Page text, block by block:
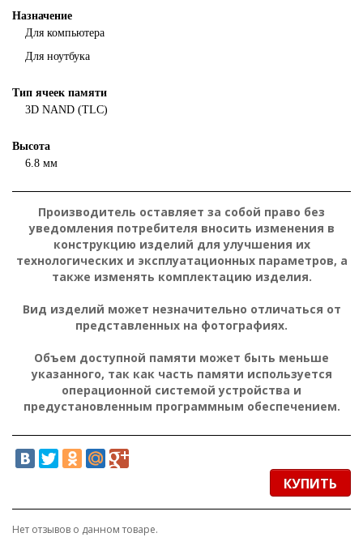
Назначение
Для компьютера
Для ноутбука
Тип ячеек памяти
3D NAND (TLC)
Высота
6.8 мм
Производитель оставляет за собой право без
уведомления потребителя вносить изменения в
конструкцию изделий для улучшения их
технологических и эксплуатационных параметров, а
также изменять комплектацию изделия.
Вид изделий может незначительно отличаться от
представленных на фотографиях.
Объем доступной памяти может быть меньше
указанного, так как часть памяти используется
операционной системой устройства и
предустановленным программным обеспечением.
КУПИТЬ
Нет отзывов о данном товаре.